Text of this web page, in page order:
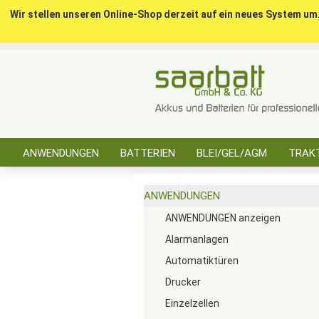
Wir stellen unseren Online-Shop derzeit auf ein neues System
ANWENDUNGEN BATTERIEN BLEI/GEL/AGM
ANWENDUNGEN
ANWENDUNGEN anzeigen
Alarmanlagen
Automatiktüren
Drucker
Einzelzellen